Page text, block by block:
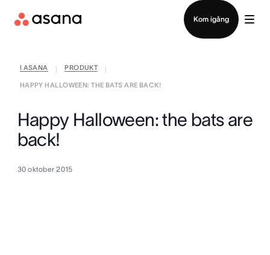
Kom igång
I ASANA PRODUKT
HAPPY HALLOWEEN: THE BATS ARE BACK!
Happy Halloween: the bats are
back!
30 oktober 2015